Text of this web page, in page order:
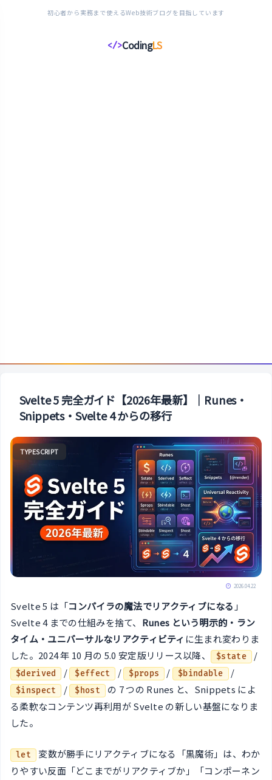
初心者から実務まで使えるWeb技術ブログを目指しています
</>CodingLS
コ
Svelte 5 完全ガイド【2026年最新】｜Runes・
Snippets・Svelte 4 からの移行
TYPESCRIPT
2026.04.22
Svelte 5 は「コンパイラの魔法でリアクティブになる 」
Svelte 4 までの仕組みを捨て、 Runes という明示的・ラン
タイム・ユニバーサルなリアクティビティ に生まれ変わりま
した。2024 年 10 月の 5.0 安定版リリース以降、
$state /
$derived / $effect / $props / $bindable /
$inspect / $host
の 7 つの Runes と、Snippets によ
る柔軟なコンテンツ再利用が Svelte の新しい基盤になりま
した。
let
変数が勝手にリアクティブになる「黒魔術」は、わか
りやすい反面「どこまでがリアクティブか」「コンポーネン